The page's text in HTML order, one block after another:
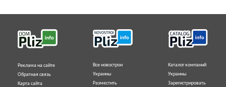
Реклама на сайте
Обратная связь
Карта сайта
Все новострои
Украины
Разместить
Каталог компаний
Украины
Зарегистрировать